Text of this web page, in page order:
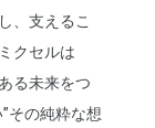
【年末年始休業のお知らせ】2023年12月27日(水)午後 ～ 2024年1月3日(水)
。
、支えるこ
クセルは
る未来をつ
その純粋な想